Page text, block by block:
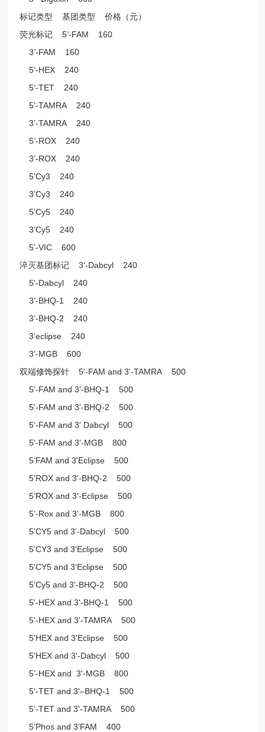
标记类型 基团类型 价格（元）
荧光标记 5’-FAM 160
3’-FAM 160
5’-HEX 240
5’-TET 240
5’-TAMRA 240
3’-TAMRA 240
5’-ROX 240
3’-ROX 240
5’Cy3 240
3’Cy3 240
5’Cy5 240
3’Cy5 240
5’-VIC 600
淬灭基团标记 3'-Dabcyl 240
5'-Dabcyl 240
3’-BHQ-1 240
3’-BHQ-2 240
3’eclipse 240
3'-MGB 600
双端修饰探针 5'-FAM and 3'-TAMRA 500
5'-FAM and 3'-BHQ-1 500
5'-FAM and 3'-BHQ-2 500
5’-FAM and 3' Dabcyl 500
5'-FAM and 3'-MGB 800
5’FAM and 3'Eclipse 500
5’ROX and 3'-BHQ-2 500
5’ROX and 3'-Eclipse 500
5’-Rox and 3'-MGB 800
5’CY5 and 3'-Dabcyl 500
5'CY3 and 3'Eclipse 500
5'CY5 and 3'Eclipse 500
5’Cy5 and 3'-BHQ-2 500
5'-HEX and 3'-BHQ-1 500
5'-HEX and 3'-TAMRA 500
5’HEX and 3'Eclipse 500
5’HEX and 3'-Dabcyl 500
5’-HEX and 3'-MGB 800
5'-TET and 3'–BHQ-1 500
5'-TET and 3'-TAMRA 500
5’Phos and 3’FAM 400